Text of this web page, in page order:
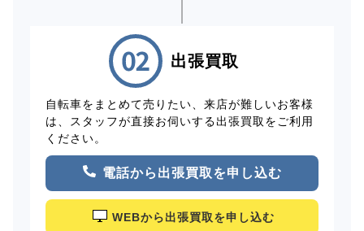
出張買取
自転車をまとめて売りたい、来店が難しいお客様
は、スタッフが直接お伺いする出張買取をご利用
ください。
電話から出張買取を申し込む
WEBから出張買取を申し込む